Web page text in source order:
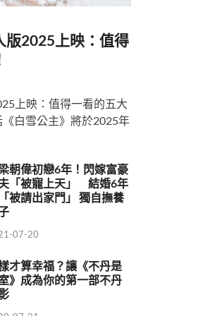
版2025上映：值得
上映：值得一看的五大
白雪公主》將於2025年
朝偉初戀6年！閃嫁富豪
「被寵上天」 結婚6年
被請出家門」 獨自撫養
07-20
才算幸福？讓《不丹是
》成為你的第一部不丹